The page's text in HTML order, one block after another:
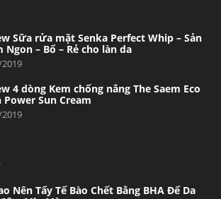
Sữa rửa mặt Senka Perfect Whip – Sản
Ngon – Bổ – Rẻ cho làn da
4 dòng Kem chống nắng The Saem Eco
Power Sun Cream
Nên Tẩy Tế Bào Chết Bằng BHA Để Da